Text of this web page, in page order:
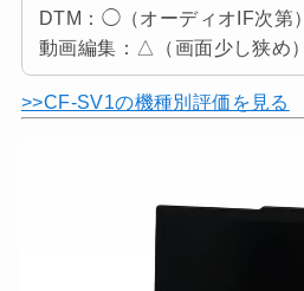
DTM：◯（オーディオIF次第）
動画編集：△（画面少し狭め）
>>CF-SV1の機種別評価を見る